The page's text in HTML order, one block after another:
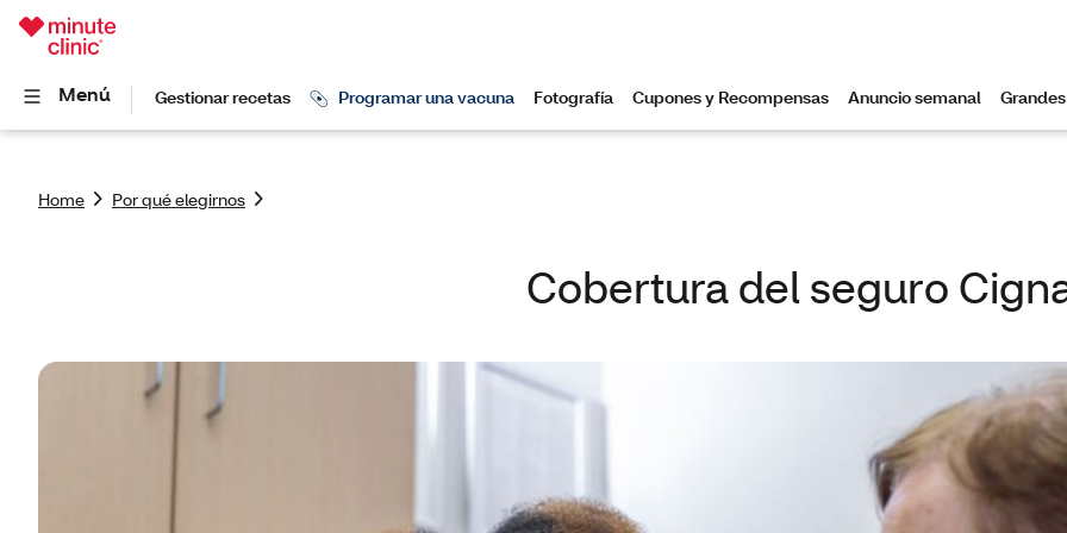
Home Por qué elegirnos
Cobertura del seguro